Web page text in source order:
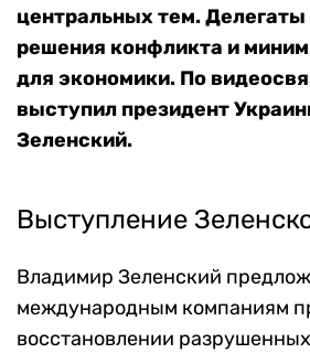
центральных тем.
решения конфликта и
для экономики. По
выступил президент
Зеленский.
Выступление
Владимир Зеленский
международным компаниям
восстановлении